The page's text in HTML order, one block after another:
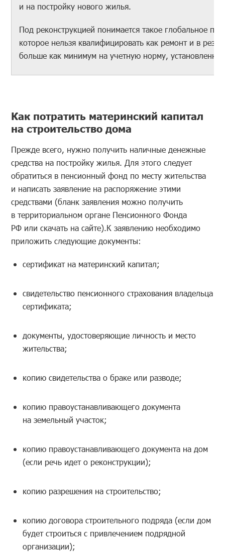
и на постройку нового жилья.
Под реконструкцией понимается такое глобальное
которое нельзя квалифицировать как ремонт и в
больше как минимум на учетную норму,
Как потратить материнский капитал
на строительство дома
Прежде всего, нужно получить наличные денежные
средства на постройку жилья. Для этого следует
обратиться в пенсионный фонд по месту жительства
и написать заявление на распоряжение этими
средствами (бланк заявления можно получить
в территориальном органе Пенсионного Фонда
РФ или скачать на сайте).К заявлению необходимо
приложить следующие документы:
сертификат на материнский капитал;
свидетельство пенсионного страхования владельца
сертификата;
документы, удостоверяющие личность и место
жительства;
копию свидетельства о браке или разводе;
копию правоустанавливающего документа
на земельный участок;
копию правоустанавливающего документа на дом
(если речь идет о реконструкции);
копию разрешения на строительство;
копию договора строительного подряда (если дом
будет строиться с привлечением подрядной
организации);